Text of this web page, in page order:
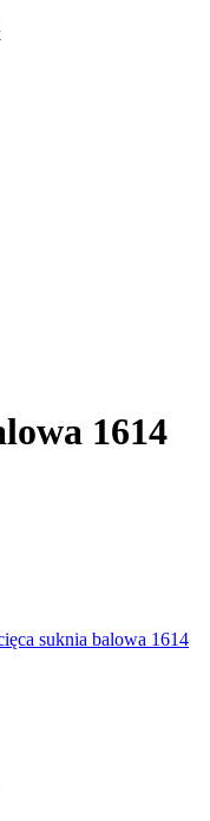
1614